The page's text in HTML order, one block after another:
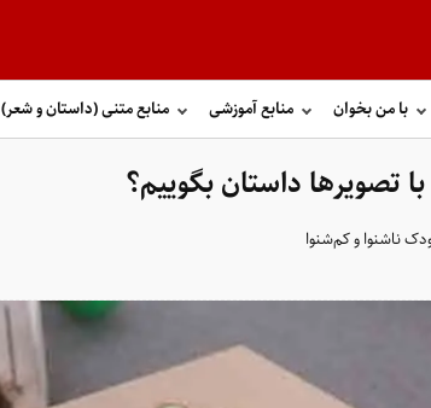
با من بخوان منابع آموزشی منابع متنی (داستان و شعر)
تصویرها داستان بگوییم؟
ناشنوا و کم‌شنوا